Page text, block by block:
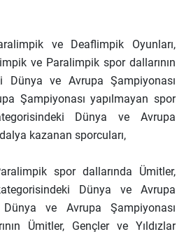
ve Deaflimpik Oyunları,
ve Paralimpik spor dallarının
Dünya ve Avrupa Şampiyonası
Şampiyonası yapılmayan spor
Dünya ve Avrupa
kazanan sporcuları,
spor dallarında Ümitler,
Dünya ve Avrupa
ve Avrupa Şampiyonası
Ümitler, Gençler ve Yıldızlar